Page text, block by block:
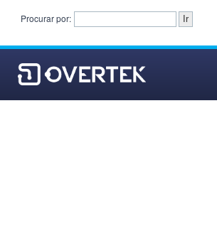
Procurar por: